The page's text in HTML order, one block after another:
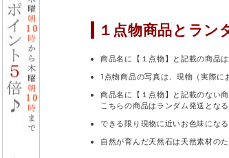
１点物商品と ラン
商品名に【１点物】と記載の商品
1点物商品の写真は、現物（実際に
商品名に【１点物】と記載のない
こちらの商品はランダム発送とな
できる限り現物に近いお色味にな
自然が育んだ天然石は天然素材の